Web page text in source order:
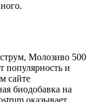
Молозиво 500
популярность и
сайте
биодобавка на